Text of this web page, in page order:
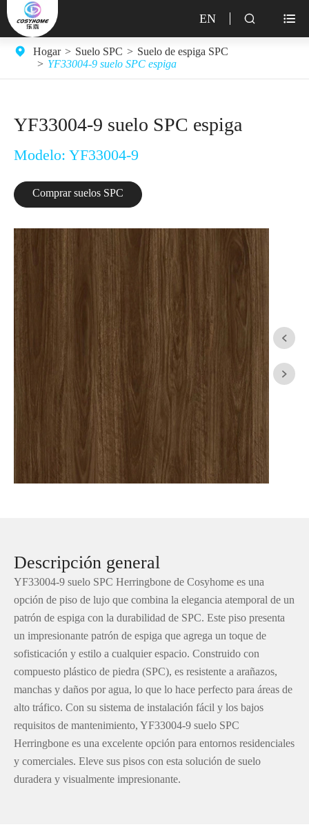
EN  
Hogar Suelo SPC
Suelo de espiga SPC
YF33004-9 suelo SPC espiga
YF33004-9 suelo SPC espiga
Modelo: YF33004-9
Comprar suelos SPC


Descripción general
YF33004-9 suelo SPC Herringbone de Cosyhome es una
opción de piso de lujo que combina la elegancia atemporal de un
patrón de espiga con la durabilidad de SPC. Este piso presenta
un impresionante patrón de espiga que agrega un toque de
sofisticación y estilo a cualquier espacio. Construido con
compuesto plástico de piedra (SPC), es resistente a arañazos,
manchas y daños por agua, lo que lo hace perfecto para áreas de
alto tráfico. Con su sistema de instalación fácil y los bajos
requisitos de mantenimiento, YF33004-9 suelo SPC
Herringbone es una excelente opción para entornos residenciales
y comerciales. Eleve sus pisos con esta solución de suelo
duradera y visualmente impresionante.